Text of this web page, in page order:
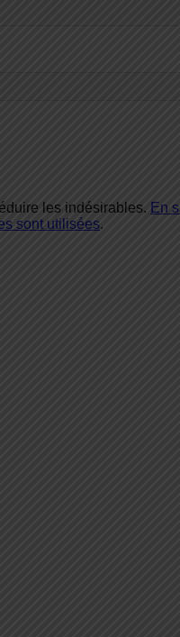
les indésirables. En
sont utilisées.